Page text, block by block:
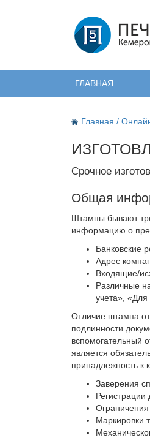
ГЛАВНАЯ
Главная /
Срочное
Общая
Штампы бывают
информацию о
Банковские
Адрес
Входящие/
Различные
учета», «Для
Отличие штампа
подлинности
вспомогательный
является
принадлежность к
Заверения
Регистрации
Маркировки